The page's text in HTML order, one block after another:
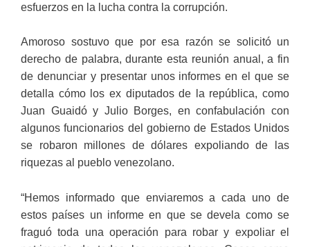
esfuerzos en la lucha contra la corrupción.
Amoroso sostuvo que por esa razón se solicitó un
derecho de palabra, durante esta reunión anual, a fin
de denunciar y presentar unos informes en el que se
detalla cómo los ex diputados de la república, como
Juan Guaidó y Julio Borges, en confabulación con
algunos funcionarios del gobierno de Estados Unidos
se robaron millones de dólares expoliando de las
riquezas al pueblo venezolano.
“Hemos informado que enviaremos a cada uno de
estos países un informe en que se devela como se
fraguó toda una operación para robar y expoliar el